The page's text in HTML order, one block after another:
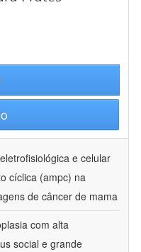
e celular
cíclica (ampc) na
de câncer de mama
com alta
social e grande